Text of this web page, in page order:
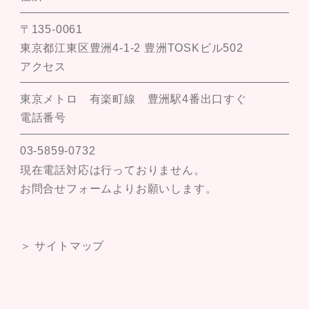
〒135-0061
東京都江東区豊洲4-1-2 豊洲TOSKビル502
アクセス
東京メトロ 有楽町線 豊洲駅4番出口すぐ
電話番号
03-5859-0732
現在電話対応は行っておりません。
お問合せフォームよりお願いします。
＞ サイトマップ